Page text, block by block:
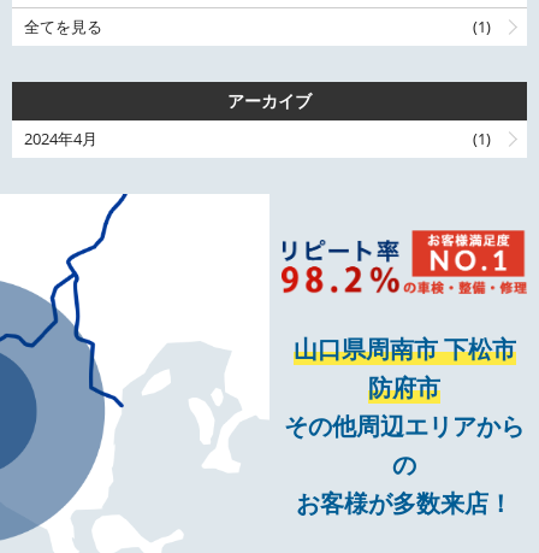
全てを見る
(1)
アーカイブ
2024年4月 (1)
山口県周南市 下松市
防府市
その他周辺エリアから
の
お客様が多数来店！